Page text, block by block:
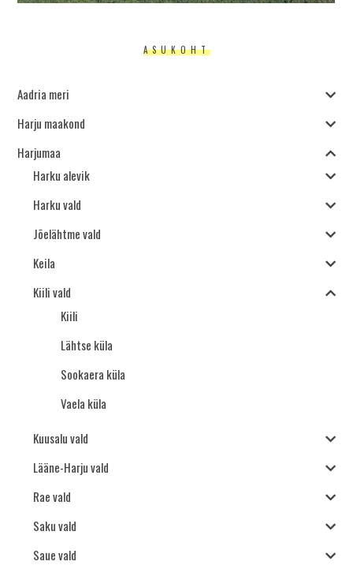
ASUKOHT
Aadria meri
Harju maakond
Harjumaa
Harku alevik
Harku vald
Jõelähtme vald
Keila
Kiili vald
Kiili
Lähtse küla
Sookaera küla
Vaela küla
Kuusalu vald
Lääne-Harju vald
Rae vald
Saku vald
Saue vald